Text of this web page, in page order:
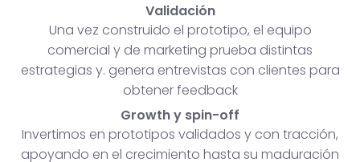
Validación
Una vez construido el prototipo, el equipo
comercial y de marketing prueba distintas
estrategias y. genera entrevistas con clientes para
obtener feedback
Growth y spin-off
Invertimos en prototipos validados y con tracción,
apoyando en el crecimiento hasta su maduración